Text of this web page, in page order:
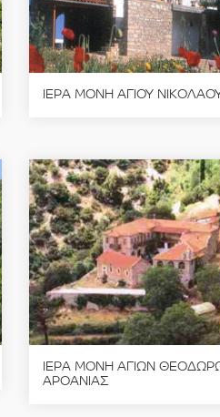
ΙΕΡΑ ΜΟΝΗ ΑΓΙΟΥ
ΙΕΡΑ ΜΟΝΗ ΑΓΙΩΝ
ΑΡΟΑΝΙΑΣ